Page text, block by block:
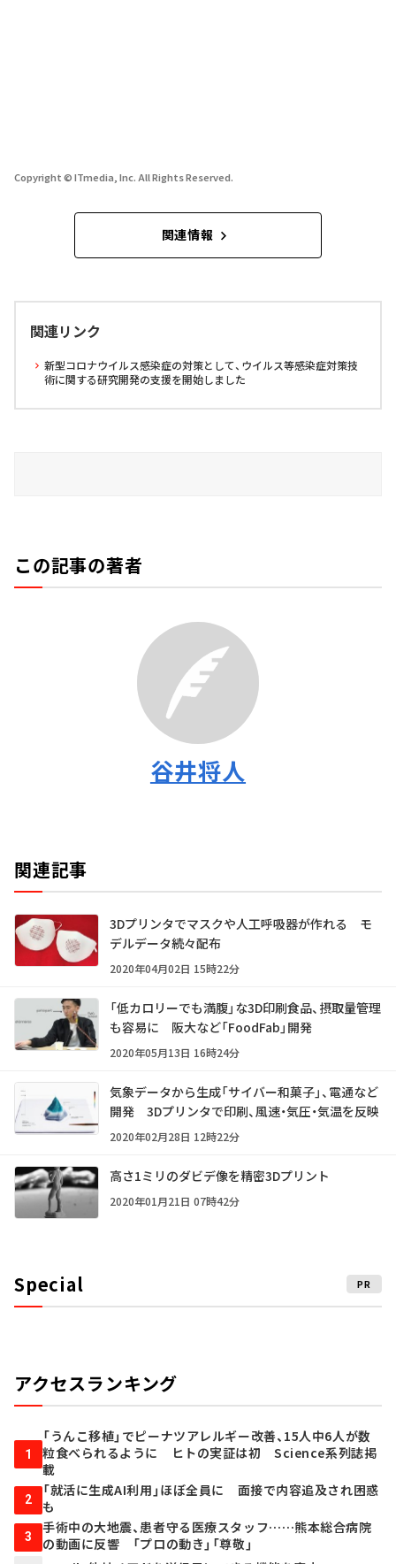
Copyright © ITmedia, Inc. All Rights Reserved.
関連情報
関連リンク
新型コロナウイルス感染症の対策として、ウイルス等感染症対策技
術に関する研究開発の支援を開始しました
この記事の著者
谷井将人
関連記事
3Dプリンタでマスクや人工呼吸器が作れる モ
デルデータ続々配布
2020年04月02日 15時22分
「低カロリーでも満腹」な3D印刷食品、摂取量管理
も容易に 阪大など「FoodFab」開発
2020年05月13日 16時24分
気象データから生成「サイバー和菓子」、電通など
開発 3Dプリンタで印刷、風速・気圧・気温を反映
2020年02月28日 12時22分
高さ1ミリのダビデ像を精密3Dプリント
2020年01月21日 07時42分
Special PR
アクセスランキング
1
「うんこ移植」でピーナツアレルギー改善、15人中6人が数
粒食べられるように ヒトの実証は初 Science系列誌掲
載
2
「就活に生成AI利用」ほぼ全員に 面接で内容追及され困惑
も
3
手術中の大地震、患者守る医療スタッフ……熊本総合病院
の動画に反響 「プロの動き」「尊敬」